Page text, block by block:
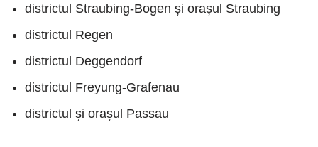
districtul Straubing-Bogen și orașul Straubing
districtul Regen
districtul Deggendorf
districtul Freyung-Grafenau
districtul și orașul Passau